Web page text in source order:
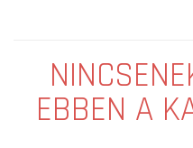
EBBEN A